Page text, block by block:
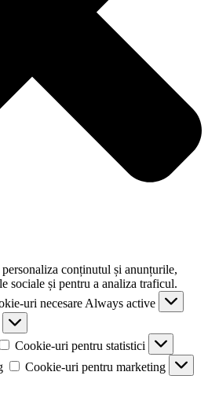
conținutul și anunțurile,
sociale și pentru a analiza traficul.
uri necesare Always active
Cookie-uri pentru statistici
Cookie-uri pentru marketing